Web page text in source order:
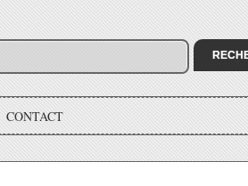
CONTACT